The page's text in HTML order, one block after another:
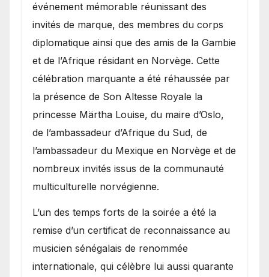
événement mémorable réunissant des
invités de marque, des membres du corps
diplomatique ainsi que des amis de la Gambie
et de l’Afrique résidant en Norvège. Cette
célébration marquante a été réhaussée par
la présence de Son Altesse Royale la
princesse Märtha Louise, du maire d’Oslo,
de l’ambassadeur d’Afrique du Sud, de
l’ambassadeur du Mexique en Norvège et de
nombreux invités issus de la communauté
multiculturelle norvégienne.
​L’un des temps forts de la soirée a été la
remise d’un certificat de reconnaissance au
musicien sénégalais de renommée
internationale, qui célèbre lui aussi quarante